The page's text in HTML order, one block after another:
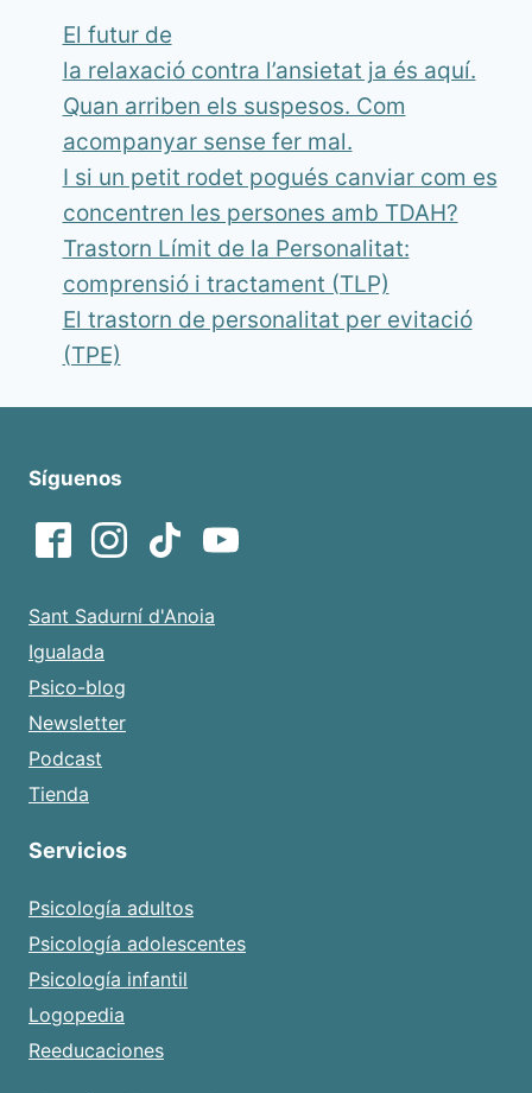
El futur de
la relaxació contra l’ansietat ja és aquí.
Quan arriben els suspesos. Com
acompanyar sense fer mal.
I si un petit rodet pogués canviar com es
concentren les persones amb TDAH?
Trastorn Límit de la Personalitat:
comprensió i tractament (TLP)
El trastorn de personalitat per evitació
(TPE)
Síguenos
Sant Sadurní d'Anoia
Igualada
Psico-blog
Newsletter
Podcast
Tienda
Servicios
Psicología adultos
Psicología adolescentes
Psicología infantil
Logopedia
Reeducaciones